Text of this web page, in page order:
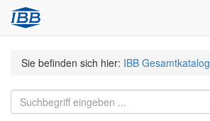
Sie befinden sich hier: IBB Gesamtkatalog